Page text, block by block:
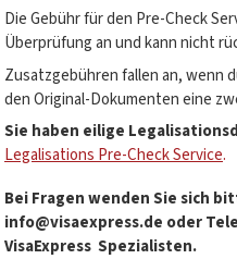
Die Gebühr für den Pre-Check
Überprüfung an und kann nicht
Zusatzgebühren fallen an, wenn
den Original-Dokumenten eine
Sie haben eilige
Legalisations Pre-Check Service.
Bei Fragen wenden Sie sich
info@visaexpress.de oder
VisaExpress Spezialisten.